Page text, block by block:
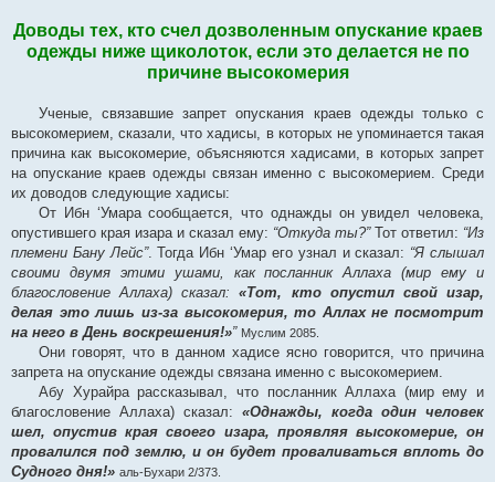
Доводы тех, кто счел дозволенным опускание краев
одежды ниже щиколоток, если это делается не по
причине высокомерия
Ученые, связавшие запрет опускания краев одежды только с
высокомерием, сказали, что хадисы, в которых не упоминается такая
причина как высокомерие, объясняются хадисами, в которых запрет
на опускание краев одежды связан именно с высокомерием. Среди
их доводов следующие хадисы:
От Ибн ‘Умара сообщается, что однажды он увидел человека,
опустившего края изара и сказал ему: “Откуда ты?”Тот ответил: “Из
племени Бану Лейс”. Тогда Ибн ‘Умар его узнал и сказал: “Я слышал
своими двумя этими ушами, как посланник Аллаха (мир ему и
благословение Аллаха) сказал:«Тот, кто опустил свой изар,
делая это лишь из-за высокомерия, то Аллах не посмотрит
на него в День воскрешения!»” Муслим 2085.
Они говорят, что в данном хадисе ясно говорится, что причина
запрета на опускание одежды связана именно с высокомерием.
Абу Хурайра рассказывал, что посланник Аллаха (мир ему и
благословение Аллаха) сказал: «Однажды, когда один человек
шел, опустив края своего изара, проявляя высокомерие, он
провалился под землю, и он будет проваливаться вплоть до
Судного дня!» аль-Бухари 2/373.